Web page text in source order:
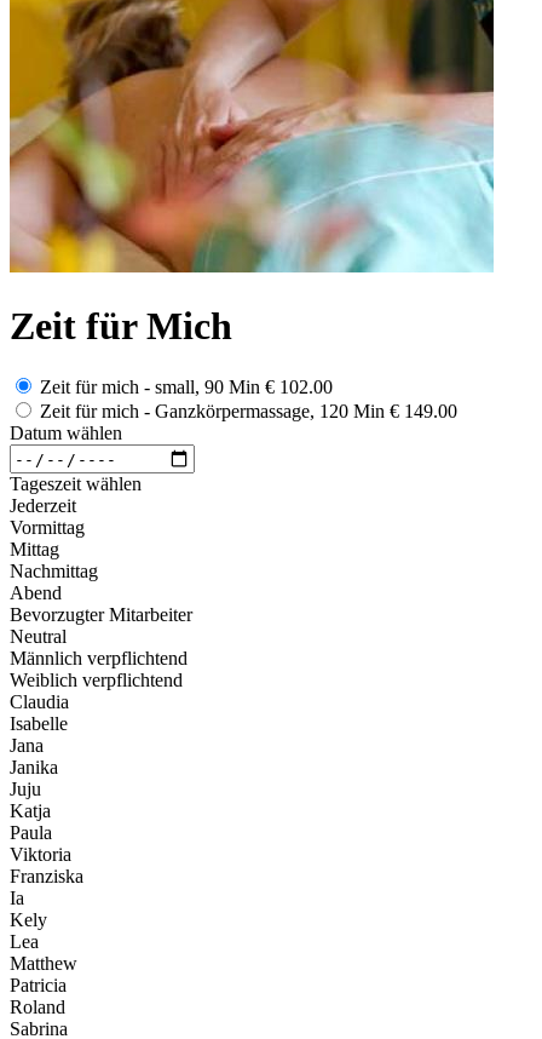
Zeit für Mich
Zeit für mich - small, 90 Min € 102.00
Zeit für mich - Ganzkörpermassage, 120 Min € 149.00
Datum wählen
Tageszeit wählen
Jederzeit
Vormittag
Mittag
Nachmittag
Abend
Bevorzugter Mitarbeiter
Neutral
Männlich verpflichtend
Weiblich verpflichtend
Claudia
Isabelle
Jana
Janika
Juju
Katja
Paula
Viktoria
Franziska
Ia
Kely
Lea
Matthew
Patricia
Roland
Sabrina